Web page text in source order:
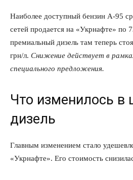
Наиболее доступный бензин А-95
сетей продается на «Укрнафте» по
премиальный дизель там теперь
грн/л. Снижение действует в
специального предложения.
Что изменилось в
дизель
Главным изменением стало
«Укрнафте». Его стоимость